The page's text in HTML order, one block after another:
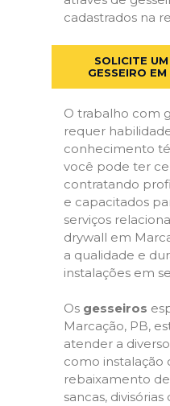
cadastrados na
SOLICITE
GESSEIRO
O trabalho com
requer
conhecimento
você pode ter
contratando
e capacitados
serviços
drywall em
a qualidade e
instalações em
Os gesseiros
Marcação, PB,
atender a
como instalação
rebaixamento
sancas,